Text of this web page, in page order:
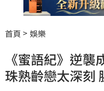
首頁 娛樂
《蜜語紀》逆
珠熟齡戀太深刻